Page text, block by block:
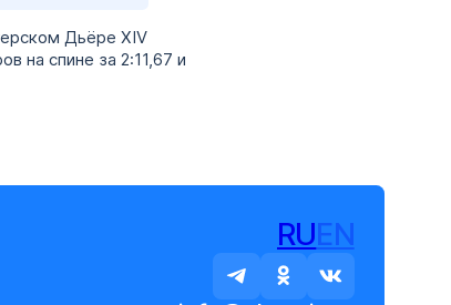
Дьёре XIV
на спине за 2:11,67 и
RUEN